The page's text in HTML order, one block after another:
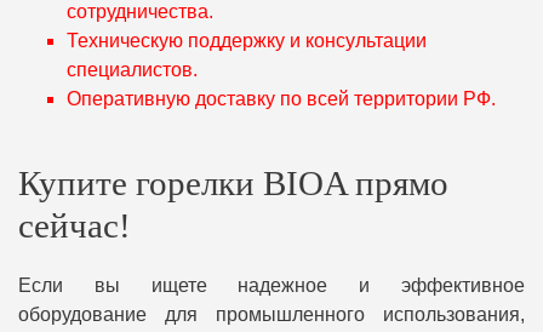
сотрудничества.
Техническую поддержку и консультации
специалистов.
Оперативную доставку по всей территории РФ.
Купите горелки BIOA прямо
сейчас!
Если вы ищете надежное и эффективное
оборудование для промышленного использования,